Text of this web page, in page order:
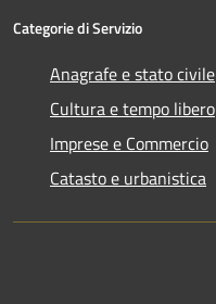
Categorie di Servizio
Anagrafe e stato civile
Cultura e tempo libero
Imprese e Commercio
Catasto e urbanistica